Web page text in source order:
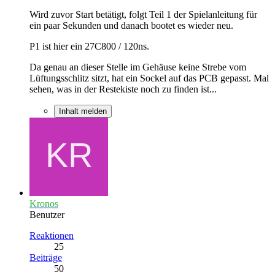
Wird zuvor Start betätigt, folgt Teil 1 der Spielanleitung für
ein paar Sekunden und danach bootet es wieder neu.
P1 ist hier ein 27C800 / 120ns.
Da genau an dieser Stelle im Gehäuse keine Strebe vom
Lüftungsschlitz sitzt, hat ein Sockel auf das PCB gepasst. Mal
sehen, was in der Restekiste noch zu finden ist...
Inhalt melden
Kronos
Benutzer
Reaktionen
25
Beiträge
50